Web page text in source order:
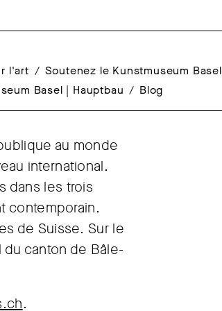
l'art Soutenez le Kunstmuseum Basel
Basel | Hauptbau Blog
au monde
international.
dans les trois
contemporain.
de Suisse. Sur le
canton de Bâle-
.